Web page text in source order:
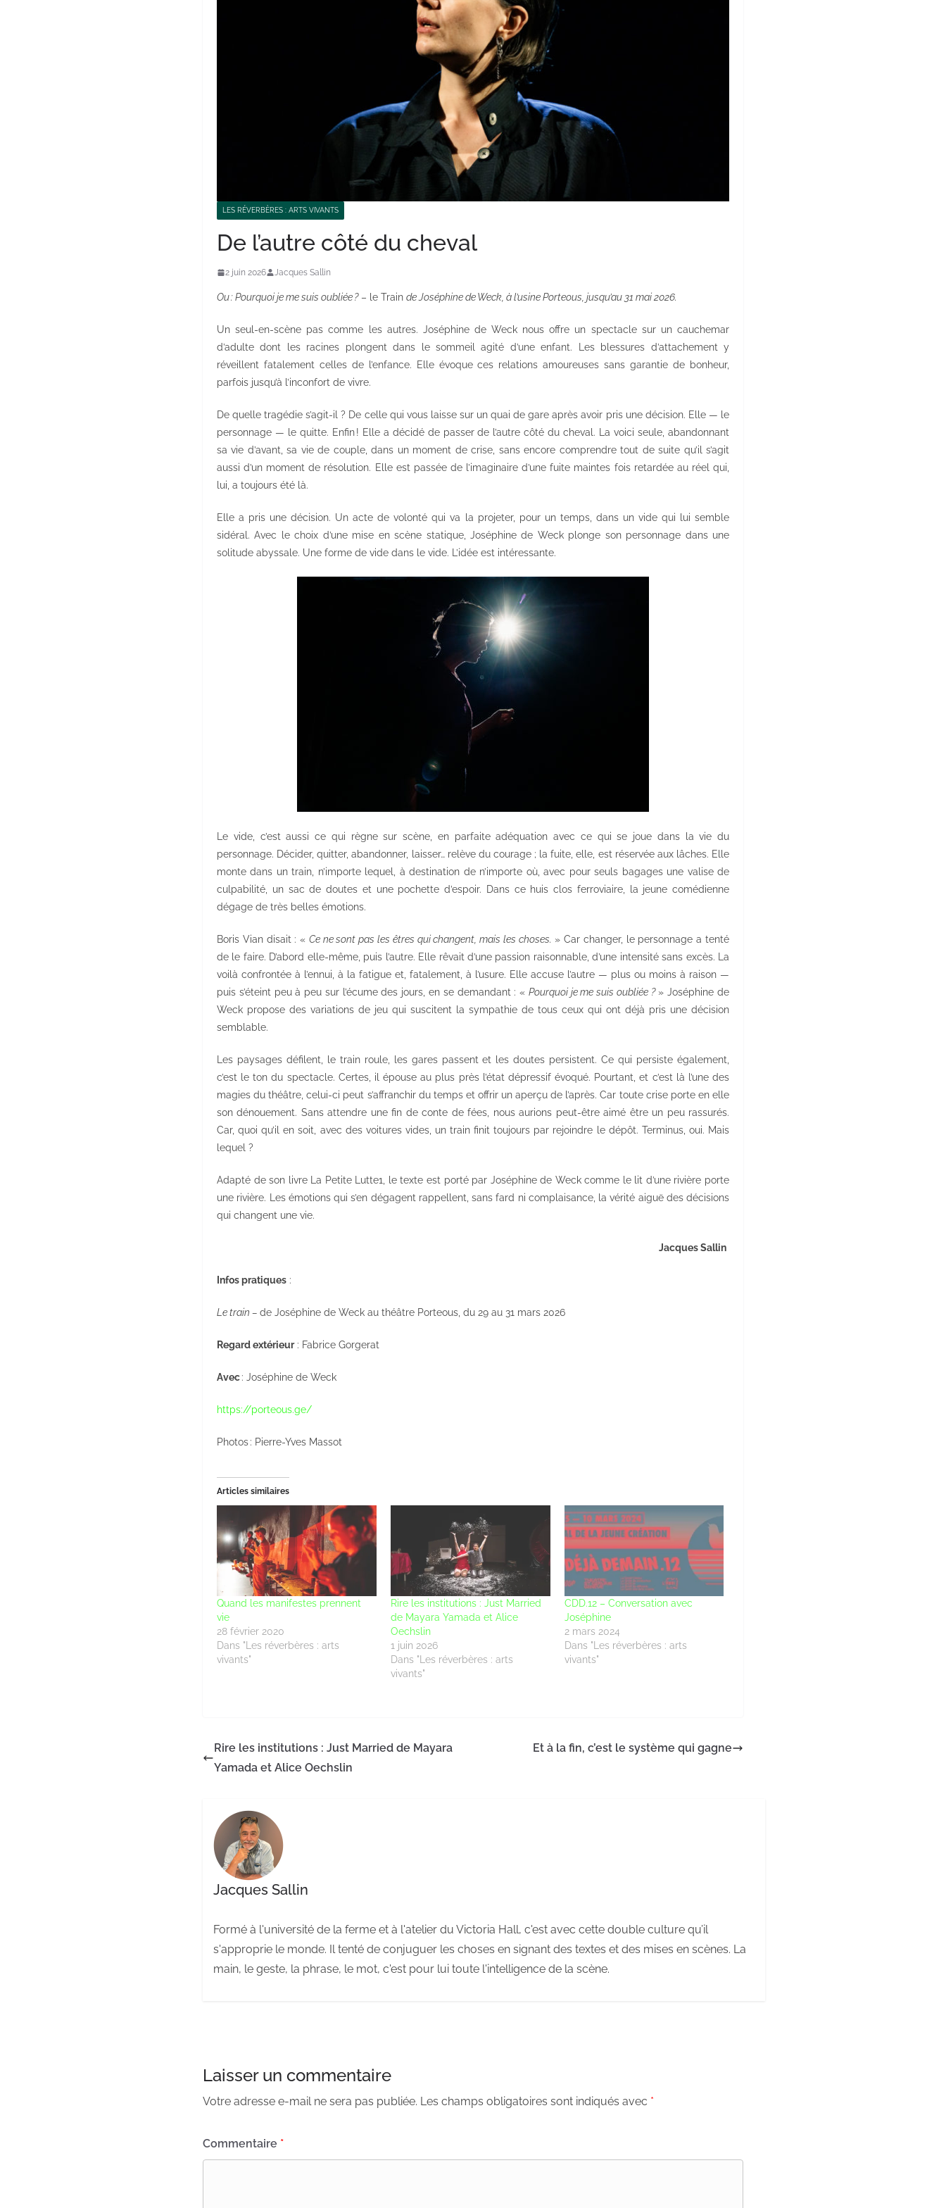
LES RÉVERBÈRES : ARTS VIVANTS
De l’autre côté du cheval
2 juin 2026 Jacques Sallin
Ou : Pourquoi je me suis oubliée ?– le Train de Joséphine de Weck, à l’usine Porteous, jusqu’au 31 mai 2026.
Un seul-en-scène pas comme les autres. Joséphine de Weck nous offre un spectacle sur un cauchemar
d’adulte dont les racines plongent dans le sommeil agité d’une enfant. Les blessures d’attachement y
réveillent fatalement celles de l’enfance. Elle évoque ces relations amoureuses sans garantie de bonheur,
parfois jusqu’à l’inconfort de vivre.
De quelle tragédie s’agit-il ? De celle qui vous laisse sur un quai de gare après avoir pris une décision. Elle — le
personnage — le quitte. Enfin ! Elle a décidé de passer de l’autre côté du cheval. La voici seule, abandonnant
sa vie d’avant, sa vie de couple, dans un moment de crise, sans encore comprendre tout de suite qu’il s’agit
aussi d’un moment de résolution. Elle est passée de l’imaginaire d’une fuite maintes fois retardée au réel qui,
lui, a toujours été là.
Elle a pris une décision. Un acte de volonté qui va la projeter, pour un temps, dans un vide qui lui semble
sidéral. Avec le choix d’une mise en scène statique, Joséphine de Weck plonge son personnage dans une
solitude abyssale. Une forme de vide dans le vide. L’idée est intéressante.
Le vide, c’est aussi ce qui règne sur scène, en parfaite adéquation avec ce qui se joue dans la vie du
personnage. Décider, quitter, abandonner, laisser… relève du courage ; la fuite, elle, est réservée aux lâches. Elle
monte dans un train, n’importe lequel, à destination de n’importe où, avec pour seuls bagages une valise de
culpabilité, un sac de doutes et une pochette d’espoir. Dans ce huis clos ferroviaire, la jeune comédienne
dégage de très belles émotions.
Boris Vian disait : « Ce ne sont pas les êtres qui changent, mais les choses. » Car changer, le personnage a tenté
de le faire. D’abord elle-même, puis l’autre. Elle rêvait d’une passion raisonnable, d’une intensité sans excès. La
voilà confrontée à l’ennui, à la fatigue et, fatalement, à l’usure. Elle accuse l’autre — plus ou moins à raison —
puis s’éteint peu à peu sur l’écume des jours, en se demandant : « Pourquoi je me suis oubliée ?» Joséphine de
Weck propose des variations de jeu qui suscitent la sympathie de tous ceux qui ont déjà pris une décision
semblable.
Les paysages défilent, le train roule, les gares passent et les doutes persistent. Ce qui persiste également,
c’est le ton du spectacle. Certes, il épouse au plus près l’état dépressif évoqué. Pourtant, et c’est là l’une des
magies du théâtre, celui-ci peut s’affranchir du temps et offrir un aperçu de l’après. Car toute crise porte en elle
son dénouement. Sans attendre une fin de conte de fées, nous aurions peut-être aimé être un peu rassurés.
Car, quoi qu’il en soit, avec des voitures vides, un train finit toujours par rejoindre le dépôt. Terminus, oui. Mais
lequel ?
Adapté de son livre La Petite Lutte1
, le texte est porté par Joséphine de Weck comme le lit d’une rivière porte
une rivière. Les émotions qui s’en dégagent rappellent, sans fard ni complaisance, la vérité aiguë des décisions
qui changent une vie.
Jacques Sallin
Infos pratiques :
Le train – de Joséphine de Weck au théâtre Porteous, du 29 au 31 mars 2026
Regard extérieur: Fabrice Gorgerat
Avec: Joséphine de Weck
https://porteous.ge/
Photos : Pierre-Yves Massot
Articles similaires
Quand les manifestes prennent
vie
28 février 2020
Dans "Les réverbères : arts
vivants"
Rire les institutions : Just Married
de Mayara Yamada et Alice
Oechslin
1 juin 2026
Dans "Les réverbères : arts
vivants"
CDD.12 – Conversation avec
Joséphine
2 mars 2024
Dans "Les réverbères : arts
vivants"
Rire les institutions : Just Married de Mayara
Yamada et Alice Oechslin
Et à la fin, c’est le système qui gagne
Jacques Sallin
Formé à l'université de la ferme et à l'atelier du Victoria Hall, c'est avec cette double culture qu’il
s'approprie le monde. Il tenté de conjuguer les choses en signant des textes et des mises en scènes. La
main, le geste, la phrase, le mot, c'est pour lui toute l'intelligence de la scène.
Laisser un commentaire
Votre adresse e-mail ne sera pas publiée. Les champs obligatoires sont indiqués avec *
Commentaire *